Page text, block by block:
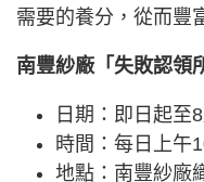
需要的養分，從而豐
南豐紗廠「失敗認領
日期：即日起至
時間：每日上午
地點：南豐紗廠